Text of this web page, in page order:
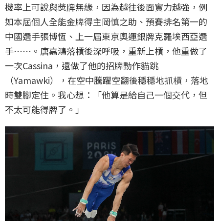
機率上可說與獎牌無緣，因為越往後面實力越強，例
如本屆個人全能金牌得主岡慎之助、預賽排名第一的
中國選手張博恆、上一屆東京奧運銀牌克羅埃西亞選
手⋯⋯。唐嘉鴻落槓後深呼吸，重新上槓，他重做了
一次Cassina，還做了他的招牌動作貓跳
（Yamawki），在空中騰躍空翻後穩穩地抓槓，落地
時雙腳定住。我心想：「他算是給自己一個交代，但
不太可能得牌了。」